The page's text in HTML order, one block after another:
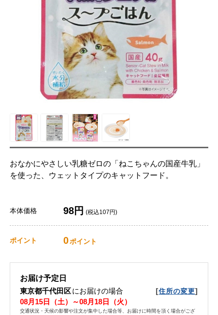
おなかにやさしい乳糖ゼロの「ねこちゃんの国産牛乳」
を使った、ウェットタイプのキャットフード。
本体価格 98円 (税込107円)
ポイント 0ポイント
お届け予定日
東京都千代田区にお届けの場合 [住所の変更]
08月15日（土）～08月18日（火）
交通状況・天候の影響や注文が集中した場合等、お届けに時間を頂く場合がござ